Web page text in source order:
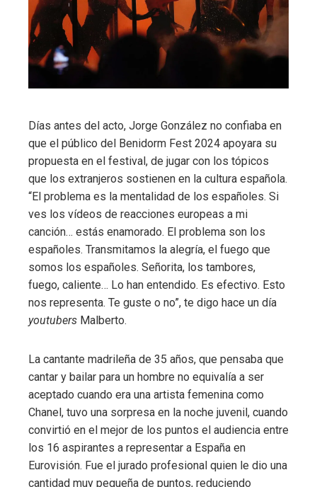
Días antes del acto, Jorge González no confiaba en
que el público del Benidorm Fest 2024 apoyara su
propuesta en el festival, de jugar con los tópicos
que los extranjeros sostienen en la cultura española.
“El problema es la mentalidad de los españoles. Si
ves los vídeos de reacciones europeas a mi
canción… estás enamorado. El problema son los
españoles. Transmitamos la alegría, el fuego que
somos los españoles. Señorita, los tambores,
fuego, caliente… Lo han entendido. Es efectivo. Esto
nos representa. Te guste o no”, te digo hace un día
youtubers Malberto.
La cantante madrileña de 35 años, que pensaba que
cantar y bailar para un hombre no equivalía a ser
aceptado cuando era una artista femenina como
Chanel, tuvo una sorpresa en la noche juvenil, cuando
convirtió en el mejor de los puntos el audiencia entre
los 16 aspirantes a representar a España en
Eurovisión. Fue el jurado profesional quien le dio una
cantidad muy pequeña de puntos, reduciendo